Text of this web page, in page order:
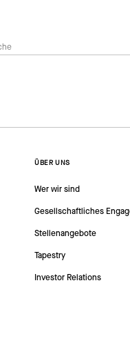
ÜBER UNS
Wer wir sind
Gesellschaftliches
Stellenangebote
Tapestry
Investor Relations